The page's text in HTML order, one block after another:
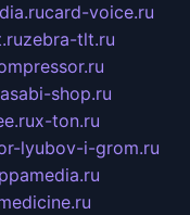
card-voice.ru
zebra-tlt.ru
shop.ru
x-ton.ru
lyubov-i-grom.ru